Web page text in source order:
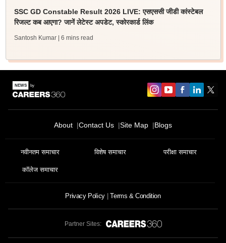
SSC GD Constable Result 2026 LIVE: एसएससी जीडी कांस्टेबल
रिजल्ट कब आएगा? जानें लेटेस्ट अपडेट, स्कोरकार्ड लिंक
Santosh Kumar | 6 mins read
About Contact Us Site Map Blogs
नवीनतम समाचार विशेष समाचार परीक्षा समाचार
कॉलेज समाचार
Privacy Policy Terms & Condition
Partner Sites: